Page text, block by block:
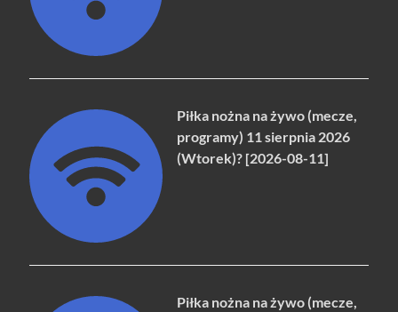
Piłka nożna na żywo (mecze,
programy) 11 sierpnia 2026
(Wtorek)? [2026-08-11]
Piłka nożna na żywo (mecze,